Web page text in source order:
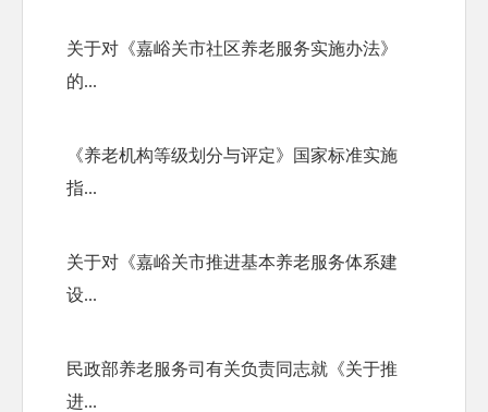
关于对《嘉峪关市社区养老服务实施办法》
的...
《养老机构等级划分与评定》国家标准实施
指...
关于对《嘉峪关市推进基本养老服务体系建
设...
民政部养老服务司有关负责同志就《关于推
进...